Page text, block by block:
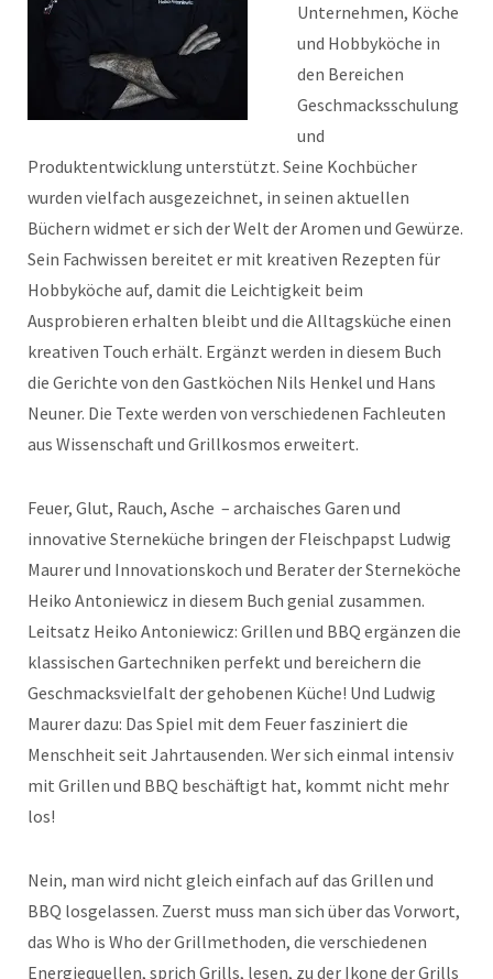
Unternehmen, Köche
und Hobbyköche in
den Bereichen
Geschmacksschulung
und
Produktentwicklung unterstützt. Seine Kochbücher
wurden vielfach ausgezeichnet, in seinen aktuellen
Büchern widmet er sich der Welt der Aromen und Gewürze.
Sein Fachwissen bereitet er mit kreativen Rezepten für
Hobbyköche auf, damit die Leichtigkeit beim
Ausprobieren erhalten bleibt und die Alltagsküche einen
kreativen Touch erhält. Ergänzt werden in diesem Buch
die Gerichte von den Gastköchen Nils Henkel und Hans
Neuner. Die Texte werden von verschiedenen Fachleuten
aus Wissenschaft und Grillkosmos erweitert.
Feuer, Glut, Rauch, Asche – archaisches Garen und
innovative Sterneküche bringen der Fleischpapst Ludwig
Maurer und Innovationskoch und Berater der Sterneköche
Heiko Antoniewicz in diesem Buch genial zusammen.
Leitsatz Heiko Antoniewicz: Grillen und BBQ ergänzen die
klassischen Gartechniken perfekt und bereichern die
Geschmacksvielfalt der gehobenen Küche! Und Ludwig
Maurer dazu: Das Spiel mit dem Feuer fasziniert die
Menschheit seit Jahrtausenden. Wer sich einmal intensiv
mit Grillen und BBQ beschäftigt hat, kommt nicht mehr
los!
Nein, man wird nicht gleich einfach auf das Grillen und
BBQ losgelassen. Zuerst muss man sich über das Vorwort,
das Who is Who der Grillmethoden, die verschiedenen
Energiequellen, sprich Grills, lesen, zu der Ikone der Grills